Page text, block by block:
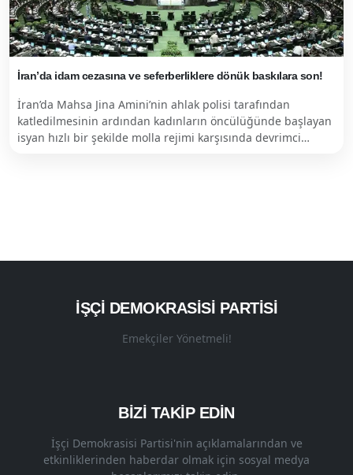
İran’da idam cezasına ve seferberliklere dönük baskılara son!
İran’da Mahsa Jina Amini’nin ahlak polisi tarafından
katledilmesinin ardından kadınların öncülüğünde başlayan
isyan hızlı bir şekilde molla rejimi karşısında devrimci…
İŞÇI DEMOKRASISI PARTISI
Emekçiler Yönetmeli!
BİZİ TAKİP EDİN
İşçi Demokrasisi Partisi'nin açıklamalarından ve
etkinliklerinden haberdar olmak için sosyal medya